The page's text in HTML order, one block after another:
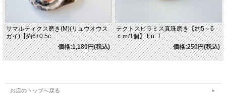
サマルティクス磨き(M)(リュウオウス
ガイ)【約6±0.5c...
価格:1,180円(税込)
テクトスピラミス真珠磨き【約5～6
ｃｍ/1個】 En: T...
価格:250円(税込)
お店のトップへ戻る